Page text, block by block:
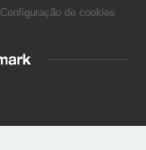
Configuração de cookies